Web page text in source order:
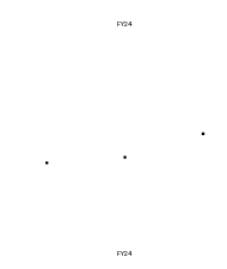
FY24
FY24